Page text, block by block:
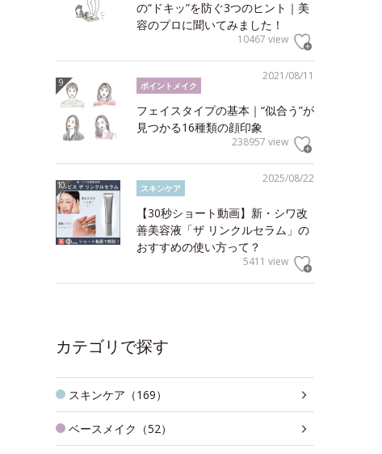
の“ドキッ”を防ぐ3つのヒント｜美
容のプロに聞いてみました！
10467 view
2021/08/11
ポイントメイク
フェイスタイプの基本｜“似合う”が
見つかる16種類の顔印象
238957 view
2025/08/22
スキンケア
【30秒ショート動画】新・シワ改
善美容液「ザ リンクルセラム」の
おすすめの使い方って？
5411 view
カテゴリで探す
スキンケア（169）
ベースメイク（52）